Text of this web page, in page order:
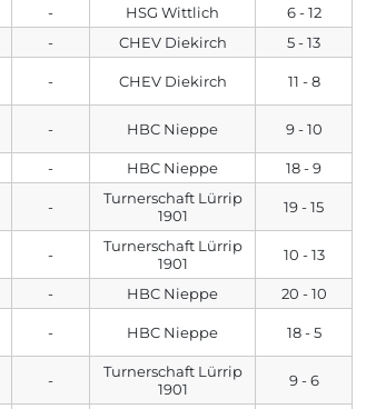
- HSG Wittlich
6 - 12
- CHEV Diekirch 5 - 13
- CHEV Diekirch 11 - 8
- HBC Nieppe 9 - 10
- HBC Nieppe 18 - 9
-
Turnerschaft Lürrip
1901
19 - 15
-
Turnerschaft Lürrip
1901
10 - 13
- HBC Nieppe 20 - 10
- HBC Nieppe 18 - 5
-
Turnerschaft Lürrip
1901
9 - 6